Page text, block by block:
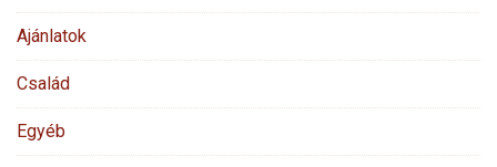
Ajánlatok
Család
Egyéb